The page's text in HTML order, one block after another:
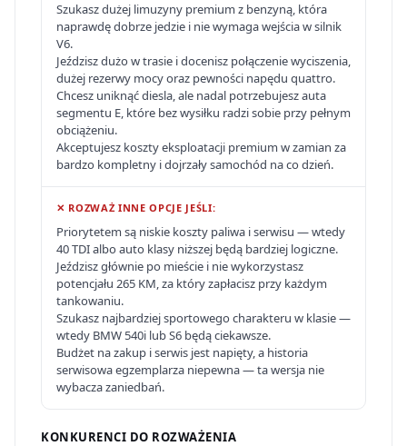
Szukasz dużej limuzyny premium z benzyną, która
naprawdę dobrze jedzie i nie wymaga wejścia w silnik
V6.
Jeździsz dużo w trasie i docenisz połączenie wyciszenia,
dużej rezerwy mocy oraz pewności napędu quattro.
Chcesz uniknąć diesla, ale nadal potrzebujesz auta
segmentu E, które bez wysiłku radzi sobie przy pełnym
obciążeniu.
Akceptujesz koszty eksploatacji premium w zamian za
bardzo kompletny i dojrzały samochód na co dzień.
✕ ROZWAŻ INNE OPCJE JEŚLI:
Priorytetem są niskie koszty paliwa i serwisu — wtedy
40 TDI albo auto klasy niższej będą bardziej logiczne.
Jeździsz głównie po mieście i nie wykorzystasz
potencjału 265 KM, za który zapłacisz przy każdym
tankowaniu.
Szukasz najbardziej sportowego charakteru w klasie —
wtedy BMW 540i lub S6 będą ciekawsze.
Budżet na zakup i serwis jest napięty, a historia
serwisowa egzemplarza niepewna — ta wersja nie
wybacza zaniedbań.
KONKURENCI DO ROZWAŻENIA